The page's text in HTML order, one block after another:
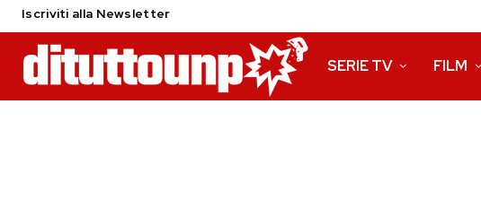
Iscriviti alla Newsletter
SERIE TV FILM